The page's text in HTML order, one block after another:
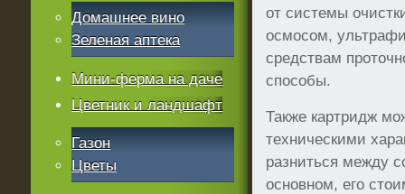
от системы
осмосом,
средствам
способы.
Также картридж
техническими
разниться между
основном, его
Домашнее вино
Зеленая аптека
Мини-ферма на даче
Цветник и ландшафт
Газон
Цветы